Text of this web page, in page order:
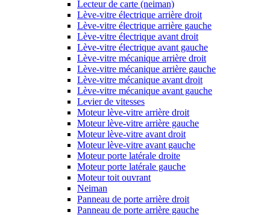
Lecteur de carte (neiman)
Lève-vitre électrique arrière droit
Lève-vitre électrique arrière gauche
Lève-vitre électrique avant droit
Lève-vitre électrique avant gauche
Lève-vitre mécanique arrière droit
Lève-vitre mécanique arrière gauche
Lève-vitre mécanique avant droit
Lève-vitre mécanique avant gauche
Levier de vitesses
Moteur lève-vitre arrière droit
Moteur lève-vitre arrière gauche
Moteur lève-vitre avant droit
Moteur lève-vitre avant gauche
Moteur porte latérale droite
Moteur porte latérale gauche
Moteur toit ouvrant
Neiman
Panneau de porte arrière droit
Panneau de porte arrière gauche